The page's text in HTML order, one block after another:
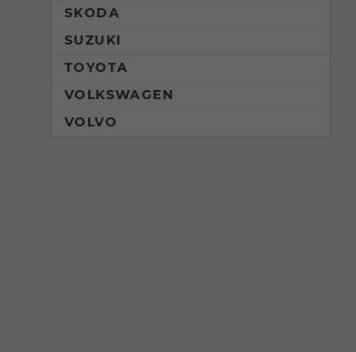
SKODA
SUZUKI
TOYOTA
VOLKSWAGEN
VOLVO